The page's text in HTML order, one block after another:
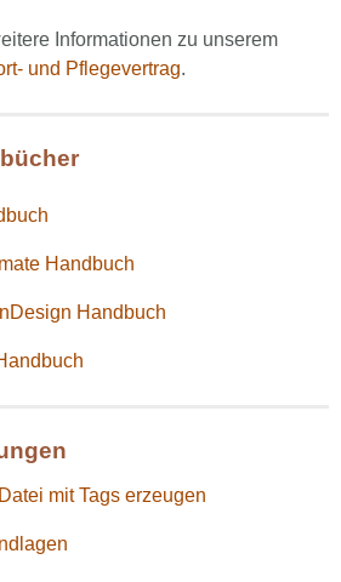
Informationen zu unserem
und Pflegevertrag.
Handbuch
Handbuch
mit Tags erzeugen